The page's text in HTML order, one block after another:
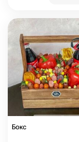
Бокс